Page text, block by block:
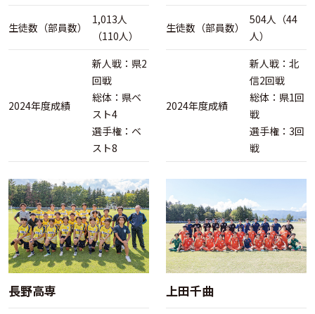
生徒数（部員数）
1,013人
（110人）
2024年度成績
新人戦：県2
回戦
総体：県ベ
スト4
選手権：ベ
スト8
生徒数（部員数）
504人（44
人）
2024年度成績
新人戦：北
信2回戦
総体：県1回
戦
選手権：3回
戦
長野高専 上田千曲